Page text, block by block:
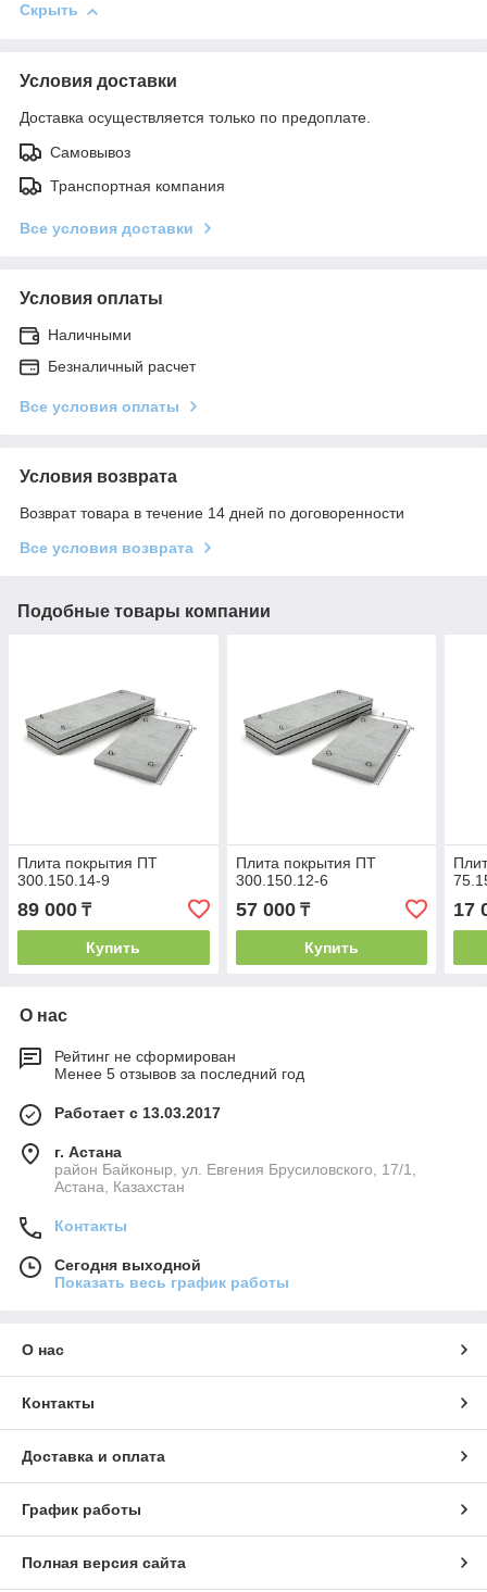
Скрыть
Условия доставки
Доставка осуществляется только по предоплате.
Самовывоз
Транспортная компания
Все условия доставки
Условия оплаты
Наличными
Безналичный расчет
Все условия оплаты
Условия возврата
Возврат товара в течение 14 дней по договоренности
Все условия возврата
Подобные товары компании
Плита покрытия ПТ
300.150.14-9
89 000 ₸
Купить
Плита покрытия ПТ
300.150.12-6
57 000₸
Купить
17
О нас
Рейтинг не сформирован
Менее 5 отзывов за последний год
Работает с 13.03.2017
г. Астана
район Байконыр, ул. Евгения Брусиловского, 17/1,
Астана, Казахстан
Контакты
Сегодня выходной
Показать весь график работы
О нас
Контакты
Доставка и оплата
График работы
Полная версия сайта